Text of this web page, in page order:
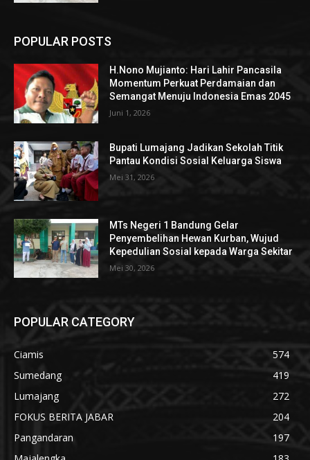
POPULAR POSTS
H.Nono Mujianto: Hari Lahir Pancasila
Momentum Perkuat Perdamaian dan
Semangat Menuju Indonesia Emas 2045
Juni 1, 2026
Bupati Lumajang Jadikan Sekolah Titik
Pantau Kondisi Sosial Keluarga Siswa
Mei 31, 2026
MTs Negeri 1 Bandung Gelar
Penyembelihan Hewan Kurban, Wujud
Kepedulian Sosial kepada Warga Sekitar
Mei 30, 2026
POPULAR CATEGORY
Ciamis
574
Sumedang
419
Lumajang
272
FOKUS BERITA JABAR
204
Pangandaran
197